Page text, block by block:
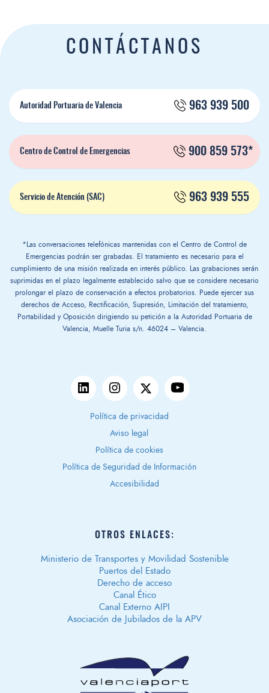
CONTÁCTANOS
Autoridad Portuaria de Valencia 963 939 500
Centro de Control de Emergencias 900 859 573*
Servicio de Atención (SAC) 963 939 555
*Las conversaciones telefónicas mantenidas con el Centro de Control de
Emergencias podrán ser grabadas. El tratamiento es necesario para el
cumplimiento de una misión realizada en interés público. Las grabaciones serán
suprimidas en el plazo legalmente establecido salvo que se considere necesario
prolongar el plazo de conservación a efectos probatorios. Puede ejercer sus
derechos de Acceso, Rectificación, Supresión, Limitación del tratamiento,
Portabilidad y Oposición dirigiendo su petición a la Autoridad Portuaria de
Valencia, Muelle Turia s/n. 46024 – Valencia.
Política de privacidad
Aviso legal
Política de cookies
Política de Seguridad de Información
Accesibilidad
OTROS ENLACES:
Ministerio de Transportes y Movilidad Sostenible
Puertos del Estado
Derecho de acceso
Canal Ético
Canal Externo AIPI
Asociación de Jubilados de la APV